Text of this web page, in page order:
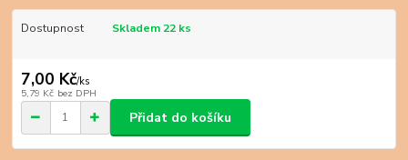
Dostupnost Skladem 22 ks
7,00 Kč/ks
5,79 Kč bez DPH
Přidat do košíku